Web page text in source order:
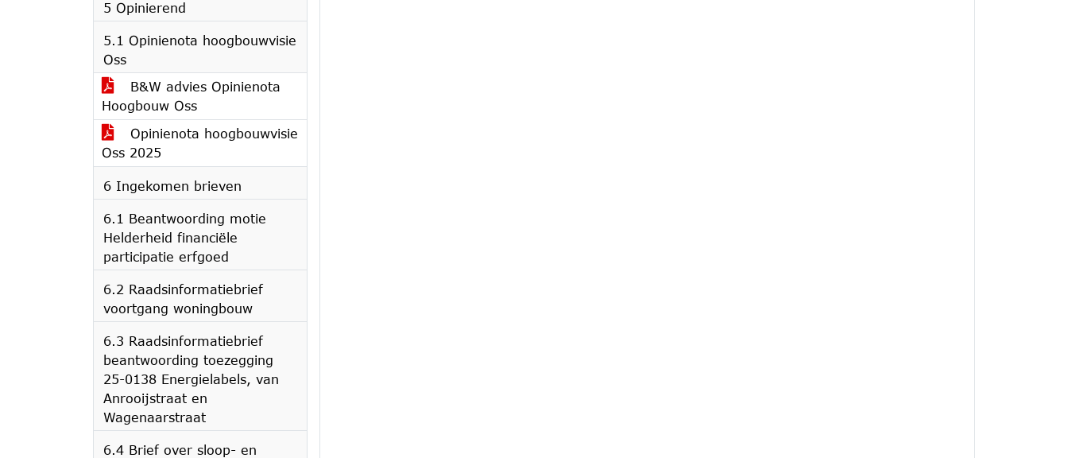
5 Opinierend
5.1 Opinienota hoogbouwvisie
Oss
B&W advies Opinienota
Hoogbouw Oss
Opinienota hoogbouwvisie
Oss 2025
6 Ingekomen brieven
6.1 Beantwoording motie
Helderheid financiële
participatie erfgoed
6.2 Raadsinformatiebrief
voortgang woningbouw
6.3 Raadsinformatiebrief
beantwoording toezegging
25-0138 Energielabels, van
Anrooijstraat en
Wagenaarstraat
6.4 Brief over sloop- en